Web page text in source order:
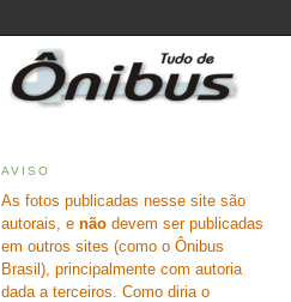
AVISO
As fotos publicadas nesse site são
autorais, e não devem ser publicadas
em outros sites (como o Ônibus
Brasil), principalmente com autoria
dada a terceiros. Como diria o